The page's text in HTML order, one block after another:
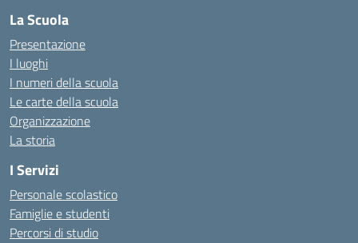
La Scuola
Presentazione
I luoghi
I numeri della scuola
Le carte della scuola
Organizzazione
La storia
I Servizi
Personale scolastico
Famiglie e studenti
Percorsi di studio